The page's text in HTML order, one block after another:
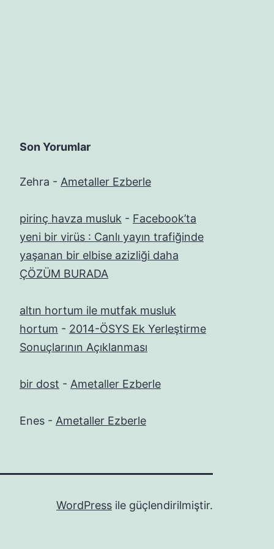
Son Yorumlar
Zehra - Ametaller Ezberle
pirinç havza musluk - Facebook’ta
yeni bir virüs : Canlı yayın trafiğinde
yaşanan bir elbise azizliği daha
ÇÖZÜM BURADA
altın hortum ile mutfak musluk
hortum - 2014-ÖSYS Ek Yerleştirme
Sonuçlarının Açıklanması
bir dost - Ametaller Ezberle
Enes - Ametaller Ezberle
WordPress ile güçlendirilmiştir.